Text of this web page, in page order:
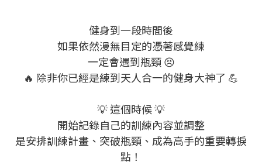
健身到一段時間後
如果依然漫無目定的憑著感覺練
一定會遇到瓶頸 😣
🔥 除非你已經是練到天人合一的健身大神了 💪
💡 這個時候 💡
開始記錄自己的訓練內容並調整
是安排訓練計畫、突破瓶頸、成為高手的重要轉捩
點！